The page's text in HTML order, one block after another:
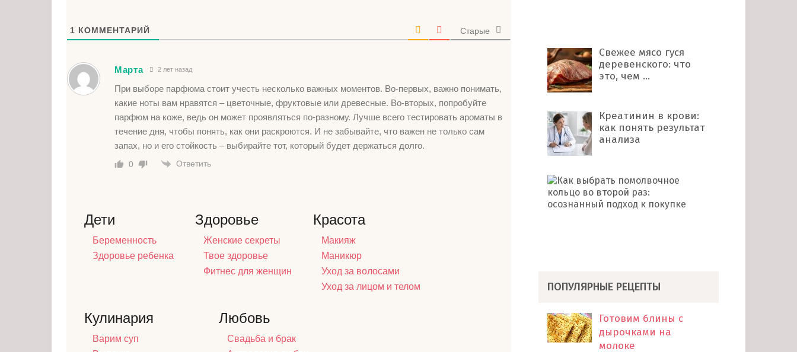
1 КОММЕНТАРИЙ Старые
Марта 2 лет назад
При выборе парфюма стоит учесть несколько важных моментов. Во-первых, важно понимать,
какие ноты вам нравятся – цветочные, фруктовые или древесные. Во-вторых, попробуйте
парфюм на коже, ведь он может проявляться по-разному. Лучше всего тестировать ароматы в
течение дня, чтобы понять, как они раскроются. И не забывайте, что важен не только сам
запах, но и его стойкость – выбирайте тот, который будет держаться долго.
0 Ответить
Дети
Беременность
Здоровье ребенка
Здоровье
Женские секреты
Твое здоровье
Фитнес для женщин
Красота
Макияж
Маникюр
Уход за волосами
Уход за лицом и телом
Кулинария
Варим суп
Любовь
Свадьба и брак
Свежее мясо гуся
деревенского: что
это, чем …
Креатинин в крови:
как понять результат
анализа
ПОПУЛЯРНЫЕ РЕЦЕПТЫ
Готовим блины с
дырочками на
молоке